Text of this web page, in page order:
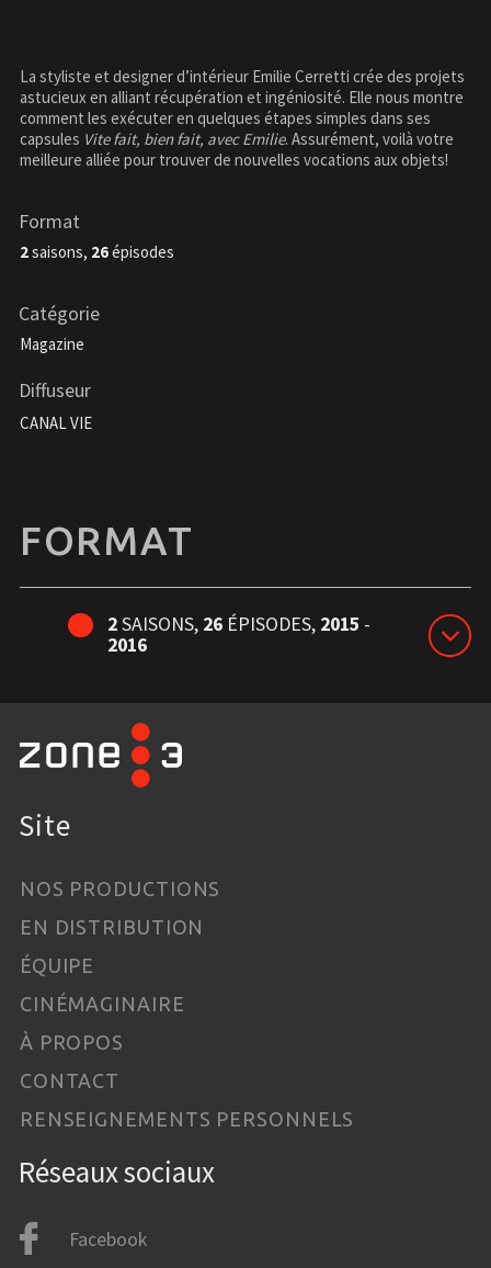
La styliste et designer d’intérieur Emilie Cerretti crée des projets
astucieux en alliant récupération et ingéniosité. Elle nous montre
comment les exécuter en quelques étapes simples dans ses
capsules Vite fait, bien fait, avec Emilie. Assurément, voilà votre
meilleure alliée pour trouver de nouvelles vocations aux objets!
Format
2saisons, 26épisodes
Catégorie
Magazine
Diffuseur
CANAL VIE
FORMAT
2SAISONS, 26 ÉPISODES, 2015 -
2016
Site
NOS PRODUCTIONS
EN DISTRIBUTION
ÉQUIPE
CINÉMAGINAIRE
À PROPOS
CONTACT
RENSEIGNEMENTS PERSONNELS
Réseaux sociaux
Facebook